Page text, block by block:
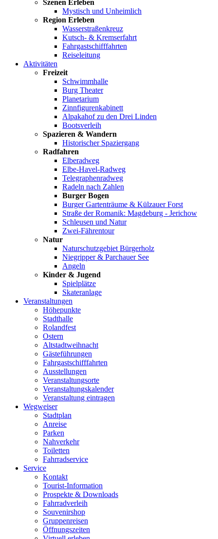
Szenen Erleben
Mystisch und Unheimlich
Region Erleben
Wasserstraßenkreuz
Kutsch- & Kremserfahrt
Fahrgastschifffahrten
Reiseleitung
Aktivitäten
Freizeit
Schwimmhalle
Burg Theater
Planetarium
Zinnfigurenkabinett
Alpakahof zu den Drei Linden
Bootsverleih
Spazieren & Wandern
Historischer Spaziergang
Radfahren
Elberadweg
Elbe-Havel-Radweg
Telegraphenradweg
Radeln nach Zahlen
Burger Bogen
Burger Gartenträume & Külzauer Forst
Straße der Romanik: Magdeburg - Jerichow
Schleusen und Natur
Zwei-Fährentour
Natur
Naturschutzgebiet Bürgerholz
Niegripper & Parchauer See
Angeln
Kinder & Jugend
Spielplätze
Skateranlage
Veranstaltungen
Höhepunkte
Stadthalle
Rolandfest
Ostern
Altstadtweihnacht
Gästeführungen
Fahrgastschifffahrten
Ausstellungen
Veranstaltungsorte
Veranstaltungskalender
Veranstaltung eintragen
Wegweiser
Stadtplan
Anreise
Parken
Nahverkehr
Toiletten
Fahrradservice
Service
Kontakt
Tourist-Information
Prospekte & Downloads
Fahrradverleih
Souvenirshop
Gruppenreisen
Öffnungszeiten